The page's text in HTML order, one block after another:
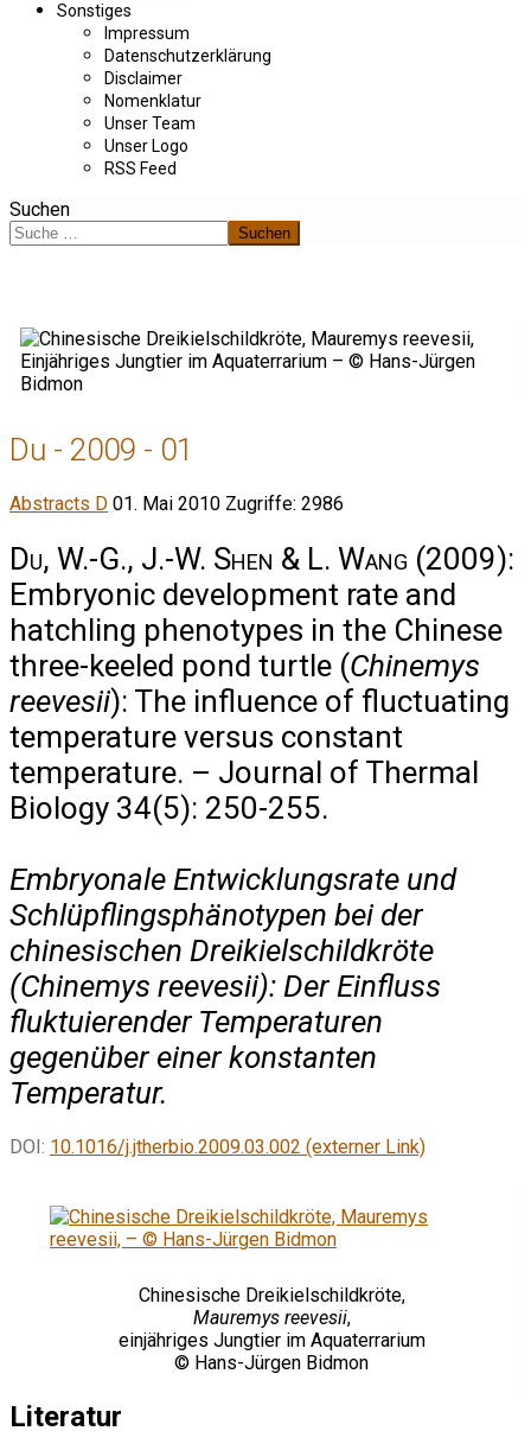
Sonstiges
Impressum
Datenschutzerklärung
Disclaimer
Nomenklatur
Unser Team
Unser Logo
RSS Feed
Suchen
Suchen
Du - 2009 - 01
Abstracts D 01. Mai 2010 Zugriffe: 2986
Du, W.-G., J.-W. Shen & L. Wang (2009):
Embryonic development rate and
hatchling phenotypes in the Chinese
three-keeled pond turtle (Chinemys
reevesii): The influence of fluctuating
temperature versus constant
temperature. – Journal of Thermal
Biology 34(5): 250-255.
Embryonale Entwicklungsrate und
Schlüpflingsphänotypen bei der
chinesischen Dreikielschildkröte
(Chinemys reevesii): Der Einfluss
fluktuierender Temperaturen
gegenüber einer konstanten
Temperatur.
DOI: 10.1016/j.jtherbio.2009.03.002 (externer Link)
Chinesische Dreikielschildkröte,
Mauremys reevesii,
einjähriges Jungtier im Aquaterrarium
© Hans-Jürgen Bidmon
Literatur